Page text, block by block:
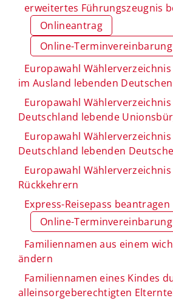
erweitertes Führungszeugnis
Onlineantrag
Online-Terminvereinbarung
Europawahl
im Ausland lebenden Deutschen
Europawahl
Deutschland lebende
Europawahl
Deutschland lebenden
Europawahl
Rückkehrern
Express-Reisepass beantragen
Online-Terminvereinbarung
Familiennamen aus einem
ändern
Familiennamen eines Kindes
alleinsorgeberechtigten